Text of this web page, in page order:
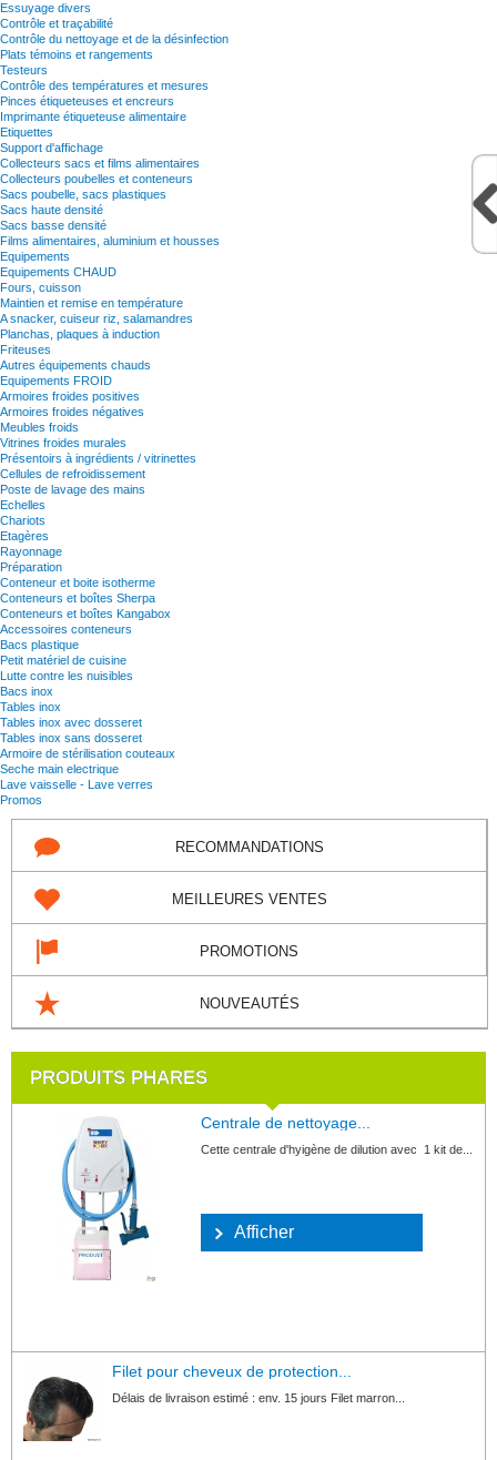
Essuyage divers
Contrôle et traçabilité
Contrôle du nettoyage et de la désinfection
Plats témoins et rangements
Testeurs
Contrôle des températures et mesures
Pinces étiqueteuses et encreurs
Imprimante étiqueteuse alimentaire
Etiquettes
Support d'affichage
Collecteurs sacs et films alimentaires
Collecteurs poubelles et conteneurs
Sacs poubelle, sacs plastiques
Sacs haute densité
Sacs basse densité
Films alimentaires, aluminium et housses
Equipements
Equipements CHAUD
Fours, cuisson
Maintien et remise en température
A snacker, cuiseur riz, salamandres
Planchas, plaques à induction
Friteuses
Autres équipements chauds
Equipements FROID
Armoires froides positives
Armoires froides négatives
Meubles froids
Vitrines froides murales
Présentoirs à ingrédients / vitrinettes
Cellules de refroidissement
Poste de lavage des mains
Echelles
Chariots
Etagères
Rayonnage
Préparation
Conteneur et boite isotherme
Conteneurs et boîtes Sherpa
Conteneurs et boîtes Kangabox
Accessoires conteneurs
Bacs plastique
Petit matériel de cuisine
Lutte contre les nuisibles
Bacs inox
Tables inox
Tables inox avec dosseret
Tables inox sans dosseret
Armoire de stérilisation couteaux
Seche main electrique
Lave vaisselle - Lave verres
Promos
RECOMMANDATIONS
MEILLEURES VENTES
PROMOTIONS
NOUVEAUTÉS
PRODUITS PHARES
Centrale de nettoyage...
Cette centrale d'hyigène de dilution avec 1 kit de...
Afficher
Filet pour cheveux de protection...
Délais de livraison estimé : env. 15 jours Filet marron...